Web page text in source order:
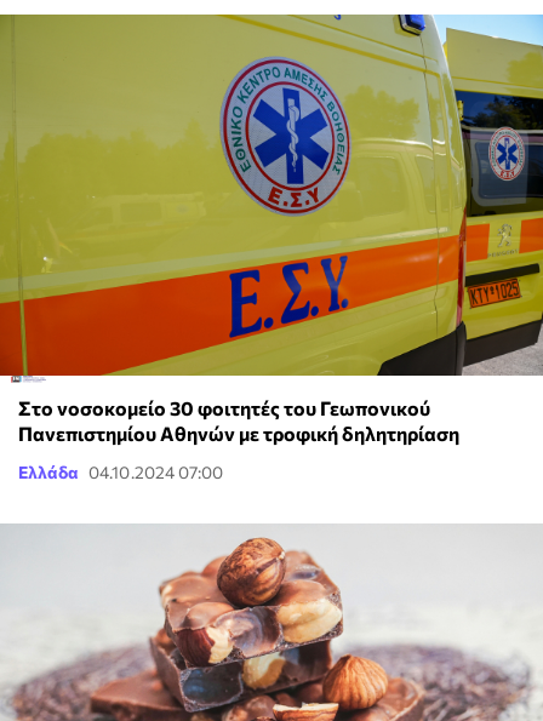
Στο νοσοκομείο 30 φοιτητές του Γεωπονικού
Πανεπιστημίου Αθηνών με τροφική δηλητηρίαση
Ελλάδα 04.10.2024 07:00